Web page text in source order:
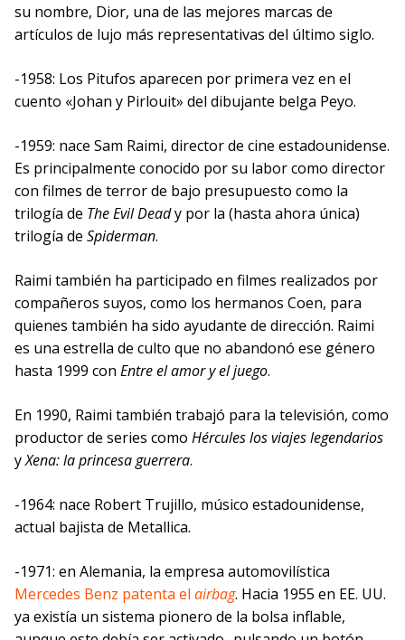
su nombre, Dior, una de las mejores marcas de
artículos de lujo más representativas del último siglo.
-1958: Los Pitufos aparecen por primera vez en el
cuento «Johan y Pirlouit» del dibujante belga Peyo.
-1959: nace Sam Raimi, director de cine estadounidense.
Es principalmente conocido por su labor como director
con filmes de terror de bajo presupuesto como la
trilogía de The Evil Deady por la (hasta ahora única)
trilogía de Spiderman.
Raimi también ha participado en filmes realizados por
compañeros suyos, como los hermanos Coen, para
quienes también ha sido ayudante de dirección. Raimi
es una estrella de culto que no abandonó ese género
hasta 1999 con Entre el amor y el juego.
En 1990, Raimi también trabajó para la televisión, como
productor de series como Hércules los viajes legendarios
yXena: la princesa guerrera.
-1964: nace Robert Trujillo, músico estadounidense,
actual bajista de Metallica.
-1971: en Alemania, la empresa automovilística
Mercedes Benz patenta el airbag. Hacia 1955 en EE. UU.
ya existía un sistema pionero de la bolsa inflable,